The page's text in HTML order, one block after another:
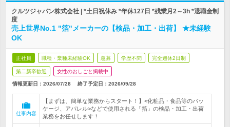
クルツジャパン株式会社 | *土日祝休み *年休127日 *残業月2～3h *退職金制
度
売上世界No.1 "箔"メーカーの【検品・加工・出荷】 ★未経験
OK
正社員 職種・業種未経験OK 急募 学歴不問 完全週休2日制
第二新卒歓迎 女性のおしごと掲載中
情報更新日：2026/07/28 終了予定日： 2026/09/28
仕事内容
【まずは、簡単な業務からスタート！】<化粧品・食品等のパッ
ケージ、アパレル>などで使用される「箔」の検品・加工・出荷
業務をお任せします！